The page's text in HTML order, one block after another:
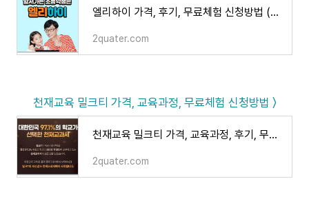
엘리하이 가격, 후기, 무료체험 신청방법 (손주은 메가스터디)
2quater.com
천재교육 밀크티 가격, 교육과정, 무료체험 신청방법 〉
천재교육 밀크티 가격, 교육과정, 후기, 무료체험 (초등 중학 고등)
2quater.com